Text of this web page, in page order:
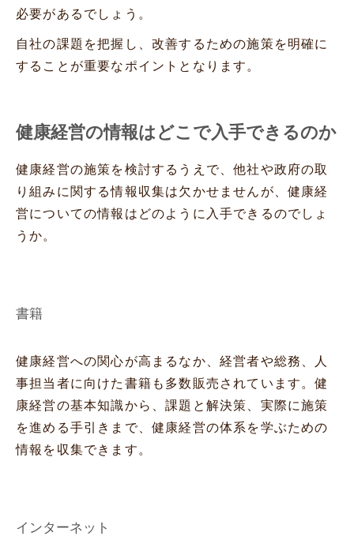
必要があるでしょう。
自社の課題を把握し、改善するための施策を明確に
することが重要なポイントとなります。
健康経営の情報はどこで入手できるのか
健康経営の施策を検討するうえで、他社や政府の取
り組みに関する情報収集は欠かせませんが、健康経
営についての情報はどのように入手できるのでしょ
うか。
書籍
健康経営への関心が高まるなか、経営者や総務、人
事担当者に向けた書籍も多数販売されています。健
康経営の基本知識から、課題と解決策、実際に施策
を進める手引きまで、健康経営の体系を学ぶための
情報を収集できます。
インターネット